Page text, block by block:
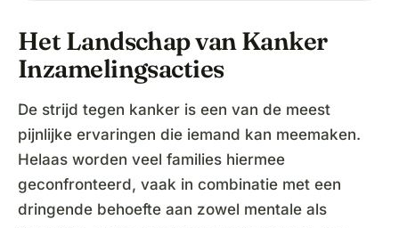
Het Landschap van Kanker
Inzamelingsacties
De strijd tegen kanker is een van de meest
pijnlijke ervaringen die iemand kan meemaken.
Helaas worden veel families hiermee
geconfronteerd, vaak in combinatie met een
dringende behoefte aan zowel mentale als